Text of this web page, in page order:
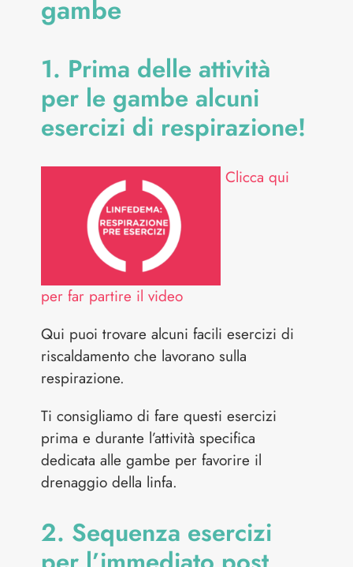
gambe
1. Prima delle attività
per le gambe alcuni
esercizi di respirazione!
Clicca qui
per far partire il video
Qui puoi trovare alcuni facili esercizi di
riscaldamento che lavorano sulla
respirazione.
Ti consigliamo di fare questi esercizi
prima e durante l’attività specifica
dedicata alle gambe per favorire il
drenaggio della linfa.
2. Sequenza esercizi